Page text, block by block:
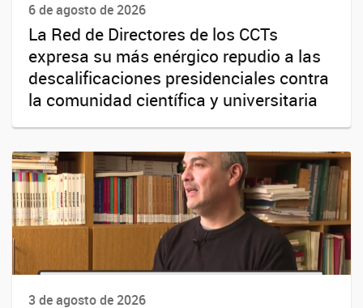
6 de agosto de 2026
La Red de Directores de los CCTs
expresa su más enérgico repudio a las
descalificaciones presidenciales contra
la comunidad científica y universitaria
3 de agosto de 2026